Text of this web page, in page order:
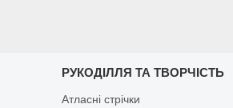
РУКОДІЛЛЯ ТА ТВОРЧІСТЬ
Атласні стрічки